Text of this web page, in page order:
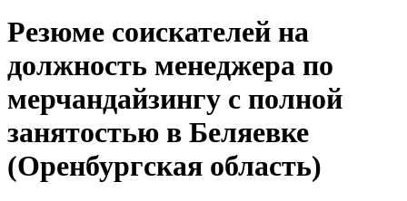
Резюме соискателей на
должность менеджера по
мерчандайзингу с полной
занятостью в Беляевке
(Оренбургская область)